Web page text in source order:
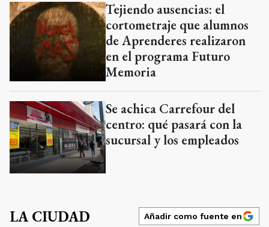
Tejiendo ausencias: el
cortometraje que alumnos
de Aprenderes realizaron
en el programa Futuro
Memoria
Se achica Carrefour del
centro: qué pasará con la
sucursal y los empleados
LA CIUDAD Añadir como fuente en